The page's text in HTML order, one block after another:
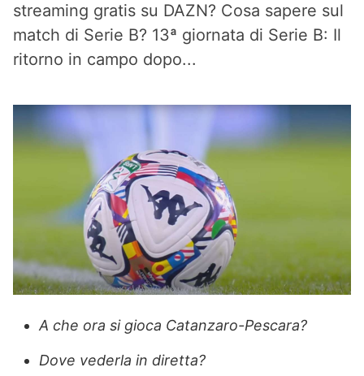
streaming gratis su DAZN? Cosa sapere sul
match di Serie B? 13ª giornata di Serie B: Il
ritorno in campo dopo...
A che ora si gioca Catanzaro-Pescara?
Dove vederla in diretta?